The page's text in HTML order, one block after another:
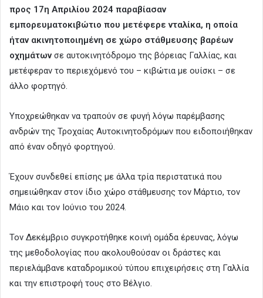
προς 17η Απριλίου 2024 παραβίασαν
εμπορευματοκιβώτιο που μετέφερε νταλίκα, η οποία
ήταν ακινητοποιημένη σε χώρο στάθμευσης βαρέων
οχημάτων σε αυτοκινητόδρομο της βόρειας Γαλλίας, και
μετέφεραν το περιεχόμενό του – κιβώτια με ουίσκι – σε
άλλο φορτηγό.
Υποχρεώθηκαν να τραπούν σε φυγή λόγω παρέμβασης
ανδρών της Τροχαίας Αυτοκινητοδρόμων που ειδοποιήθηκαν
από έναν οδηγό φορτηγού.
Έχουν συνδεθεί επίσης με άλλα τρία περιστατικά που
σημειώθηκαν στον ίδιο χώρο στάθμευσης τον Μάρτιο, τον
Μάιο και τον Ιούνιο του 2024.
Τον Δεκέμβριο συγκροτήθηκε κοινή ομάδα έρευνας, λόγω
της μεθοδολογίας που ακολουθούσαν οι δράστες και
περιελάμβανε καταδρομικού τύπου επιχειρήσεις στη Γαλλία
και την επιστροφή τους στο Βέλγιο.